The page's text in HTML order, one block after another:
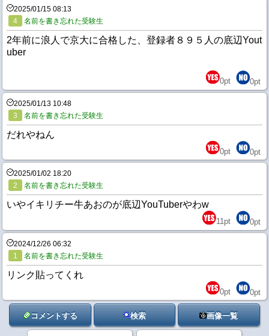
2025/01/15 08:13
4
名前を書き忘れた受験生
2年前に浪人で京大に合格した、登録者８９５人の底辺Yout
uber
0pt 0pt
2025/01/13 10:48
3
名前を書き忘れた受験生
だれやねん
0pt 0pt
2025/01/02 18:20
2
名前を書き忘れた受験生
いやイキリチー牛あおのが底辺YouTuberやわw
11pt 0pt
2024/12/26 06:32
1
名前を書き忘れた受験生
リンク貼ってくれ
0pt 0pt
コメントする 検索 画像一覧